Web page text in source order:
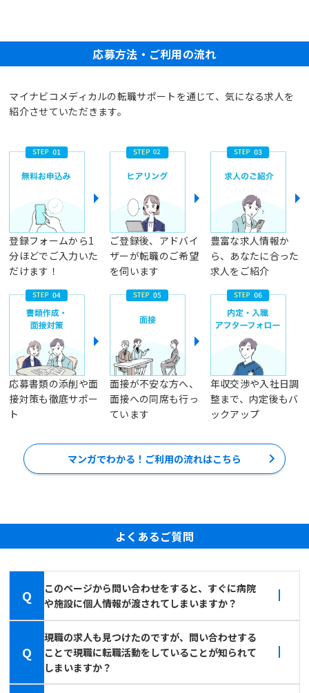
応募方法・ご利用の流れ
マイナビコメディカルの転職サポートを通じて、気になる求人を
紹介させていただきます。
登録フォームから1
分ほどでご入力いた
だけます！
ご登録後、アドバイ
ザーが転職のご希望
を伺います
豊富な求人情報か
ら、あなたに合った
求人をご紹介
応募書類の添削や面
接対策も徹底サポー
ト
面接が不安な方へ、
面接への同席も行っ
ています
年収交渉や入社日調
整まで、内定後もバ
ックアップ
マンガでわかる！ご利用の流れはこちら
よくあるご質問
Q
このページから問い合わせをすると、すぐに病院
や施設に個人情報が渡されてしまいますか？
Q
現職の求人も見つけたのですが、問い合わせする
ことで現職に転職活動をしていることが知られて
しまいますか？